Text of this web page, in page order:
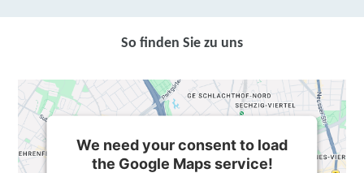
So finden Sie zu uns
We need your consent to load
the Google Maps service!